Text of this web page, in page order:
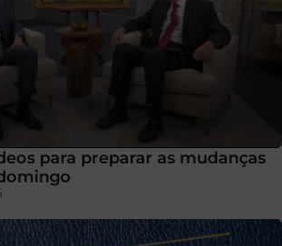
para preparar as mudanças